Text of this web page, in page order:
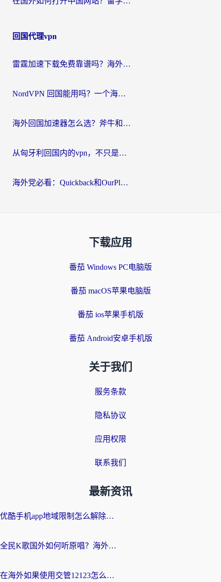
回国代理vpn
雷霆加速下载免费靠谱吗？海外党选回国加速器的避坑指南（附热门工具对比）
NordVPN 回国能用吗？一个海外用户必须面对的真实困境
海外回国加速器怎么选？斧牛和海龟哪个好？一篇帮你避开坑的实用指南
从匈牙利回国内的vpn，不只是为了刷剧那么简单
海外党必看：Quickback和OurPlay好用吗？3分钟选对回国加速器，无缝刷剧玩游戏
下载应用
番茄 Windows PC电脑版
番茄 macOS苹果电脑版
番茄 ios苹果手机版
番茄 Android安卓手机版
关于我们
服务条款
隐私协议
应用权限
联系我们
最新资讯
优酷手机app地域限制怎么解除？海外党亲测有效的追剧方案
全民K歌国外如何听原唱？海外党亲测有效的回国加速器选择指南
在海外如果使用交管12123怎么处理？留学生亲测有效的回国加速方案